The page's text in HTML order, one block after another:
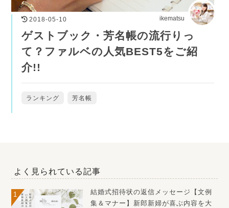
ikematsu
2018-05-10
ゲストブック・芳名帳の流行りっ
て？ファルベの人気BEST5をご紹
介!!
ランキング 芳名帳
よく見られている記事
結婚式招待状の返信メッセージ【文例
集＆マナー】新郎新婦が喜ぶ内容を大